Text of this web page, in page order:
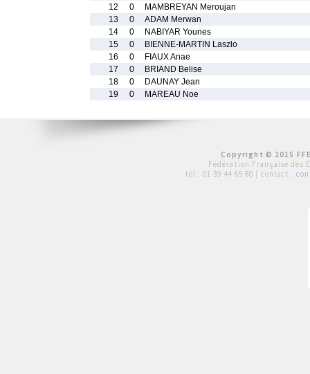
12
0
MAMBREYAN Meroujan
13
0
ADAM Merwan
14
0
NABIYAR Younes
15
0
BIENNE-MARTIN Laszlo
16
0
FIAUX Anae
17
0
BRIAND Belise
18
0
DAUNAY Jean
19
0 MAREAU Noe
Copyright © 2015
Fédération Française des
tél : 01 39 44 65 80 | contact :